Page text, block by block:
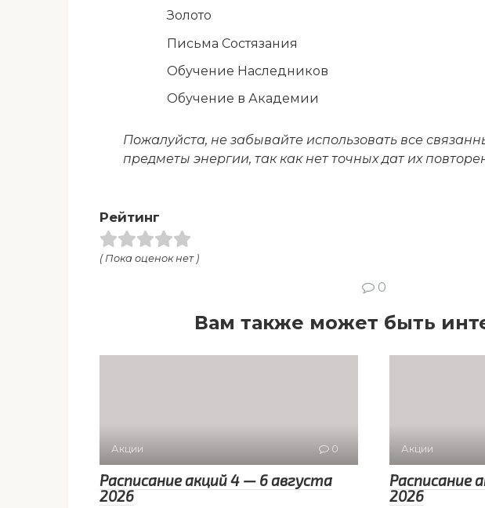
Золото
Письма Состязания
Обучение Наследников
Обучение в Академии
Пожалуйста, не забывайте использовать все
предметы энергии, так как нет точных дат их
Рейтинг
( Пока оценок нет )
0
Вам также может быть
Акции 0
Расписание акций 4 — 6 августа
2026
Акции
Расписание
2026